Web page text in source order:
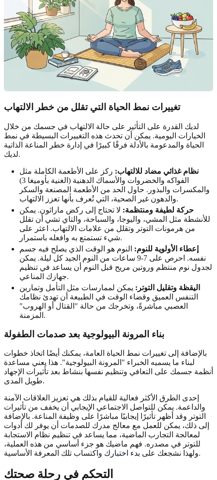
تغييرات نمط الحياة التي تقلل من خطر الالتهاب
لديك القدرة على التأثير على حالة الالتهاب في جسمك من خلال
الخيارات اليومية. يمكن أن تحدث هذه التغييرات البسيطة في نمط
الحياة والمدعومة بالأدلة فرقًا كبيرًا في إدارة خطر المناعة الذاتية
لديك.
نظام غذائي مضاد للالتهاب: ركز على الأطعمة الكاملة مثل
الفواكه والخضروات والأسماك الدهنية (الغنية بأوميغا 3)
والمكسرات والبذور. حاول الحد من الأطعمة المصنعة والسكر
والدهون غير الصحية، التي تُعرف بأنها تعزز الالتهاب.
حركة لطيفة ومنتظمة: لا تحتاج إلى ركض ماراثون. يمكن
للأنشطة مثل المشي، واليوجا، والسباحة، والتاي تشي أن تقلل
من هرمونات التوتر وتقلل من علامات الالتهاب. اعثر على
شيء تستمتع به وافعله باستمرار.
إعطاء الأولوية للنوم: النوم هو الوقت الذي يصلح فيه جسم
نفسه. احرص على 7-9 ساعات من النوم الجيد كل ليلة. يمكن
لجدول نوم منتظم وروتين مريح قبل النوم أن يساعد في تنظيم
جهازك المناعي.
اليقظة وتقليل التوتر: يمكن لممارسات مثل التأمل وتمارين
التنفس العميق وقضاء الوقت في الطبيعة أن تهدئ نظامك
العصبي مباشرةً، وتخرجك من حالة "القتال أو الهروب"
المزمنة.
بناء المرونة البيولوجية بعد صدمات الطفولة
بالإضافة إلى تغييرات نمط الحياة العامة، يمكنك أيضًا اتخاذ خطوات
لبناء ما يسميه الخبراء "المرونة البيولوجية". هذا يعني مساعدة
أنظمة جسمك على التعافي وتنظيم نفسها بنشاط بعد تأثيرات الإجهاد
طويل المدى.
إحدى الطرق الأكثر فعالية للقيام بذلك هي تعزيز العلاقات الآمنة
والداعمة. يمكن للتواصل الاجتماعي الإيجابي أن يخفف من تأثيرات
التوتر وقد أظهر تأثيرًا إيجابيًا مباشرًا على وظيفة المناعة. بالإضافة
إلى ذلك، يمكن للعمل مع معالج مدرك للصدمات أن يوفر لك أدوات
لمعالجة التجارب الماضية، مما يساعد في تنظيم نظام الاستجابة
للتوتر في مصدره. فهم ماضيك هو جزء أساسي من هذه العملية،
ولهذا نشجعك على بدء اختبارك واكتساب تلك المعرفة الأساسية.
التحكم في رحلة صحتك